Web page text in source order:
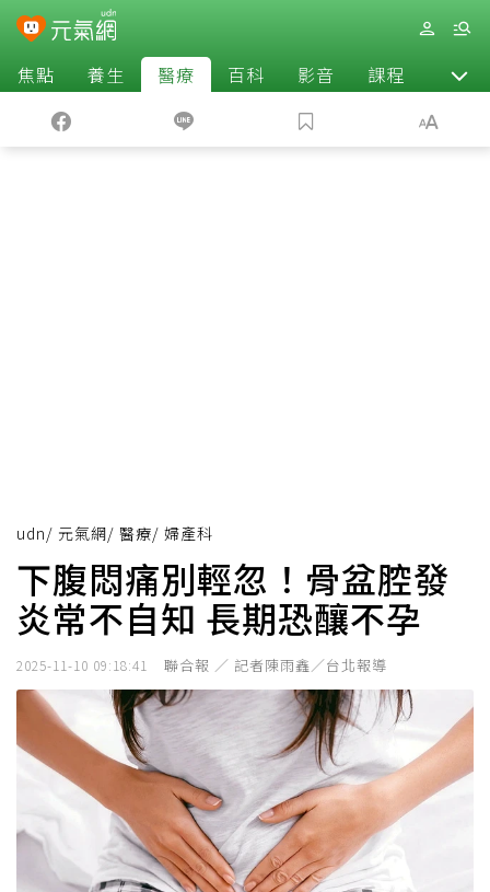
焦點 養生 醫療 百科 影音 課程 退休
udn/ 元氣網/ 醫療/ 婦產科
下腹悶痛別輕忽！骨盆腔發
炎常不自知 長期恐釀不孕
2025-11-10 09:18:41 聯合報 ／ 記者陳雨鑫／台北報導